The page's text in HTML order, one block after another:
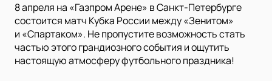
8 апреля на «Газпром Арене» в Санкт-Петербурге
состоится матч Кубка России между «Зенитом»
и «Спартаком». Не пропустите возможность стать
частью этого грандиозного события и ощутить
настоящую атмосферу футбольного праздника!